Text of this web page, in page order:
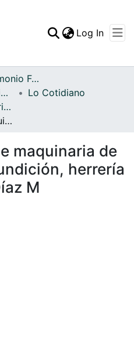
Statistics
Log In
Archivo del Patrimonio Fotográfico y Fílmico del Valle del Cauca
Fondo Archivo del Patrimonio Fotográfico y Fílmico del Valle del Cauca
Lo Cotidiano
APFFVC - Oficios - Patrimonial
Departamento de maquinaria de los Talleres de fundición, herrería y cerrajería de Díaz M
maquinaria de
herrería
M